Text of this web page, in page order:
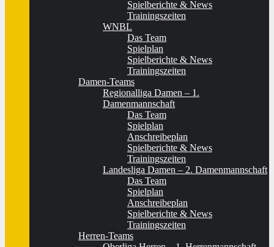
Spielberichte & News
Trainingszeiten
WNBL
Das Team
Spielplan
Spielberichte & News
Trainingszeiten
Damen-Teams
Regionalliga Damen – 1.
Damenmannschaft
Das Team
Spielplan
Anschreibeplan
Spielberichte & News
Trainingszeiten
Landesliga Damen – 2. Damenmannschaft
Das Team
Spielplan
Anschreibeplan
Spielberichte & News
Trainingszeiten
Herren-Teams